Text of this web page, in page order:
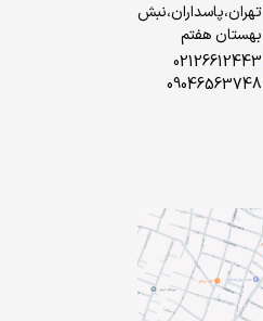
تهران،پاسداران،نبش
بهستان هفتم
02126612443
09046563748